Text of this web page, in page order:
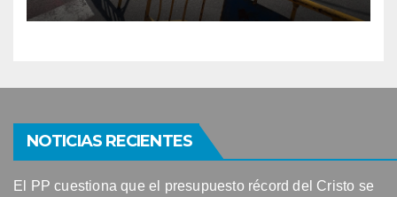
NOTICIAS RECIENTES
El PP cuestiona que el presupuesto récord del Cristo se